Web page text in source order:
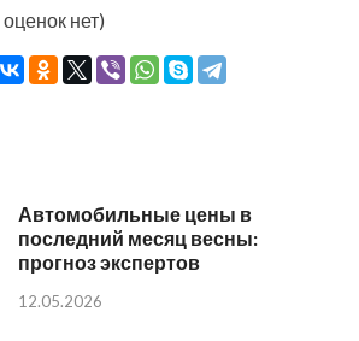
нет)
Автомобильные цены в
последний месяц весны:
прогноз экспертов
12.05.2026